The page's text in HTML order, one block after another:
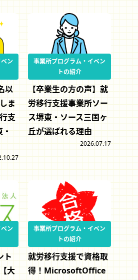
ン
以
ま
支
事業所プログラム・イベン
トの紹介
【卒業生の方の声】就
労移行支援事業所ソー
ス堺東・ソース三国ヶ
丘が選ばれる理由
2026.07.17
ン
ト
大
事業所プログラム・イベン
トの紹介
就労移行支援で資格取
得！MicrosoftOffice